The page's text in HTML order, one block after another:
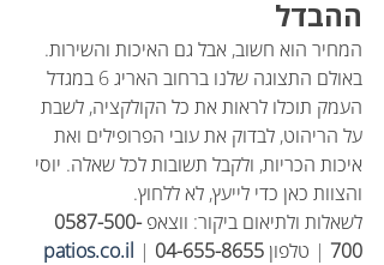
ההבדל
המחיר הוא חשוב, אבל גם האיכות והשירות.
באולם התצוגה שלנו ברחוב האריג 6 במגדל
העמק תוכלו לראות את כל הקולקציה, לשבת
על הריהוט, לבדוק את עובי הפרופילים ואת
איכות הכריות, ולקבל תשובות לכל שאלה. יוסי
והצוות כאן כדי לייעץ, לא ללחוץ.
לשאלות ולתיאום ביקור: ווצאפ 0587-500-
700 | טלפון 04-655-8655
|
patios.co.il